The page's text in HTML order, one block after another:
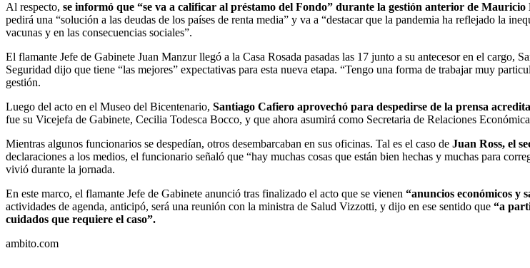
Al respecto, se informó que “se va a calificar al préstamo del Fondo” durante la gestión anterior de
pedirá una “solución a las deudas de los países de renta media” y va a “destacar que la pandemia ha reflejado la
vacunas y en las consecuencias sociales”.
El flamante Jefe de Gabinete Juan Manzur llegó a la Casa Rosada pasadas las 17 junto a su antecesor en el
Seguridad dijo que tiene “las mejores” expectativas para esta nueva etapa. “Tengo una forma de trabajar muy
gestión.
Luego del acto en el Museo del Bicentenario, Santiago Cafiero aprovechó para despedirse de la prensa
fue su Vicejefa de Gabinete, Cecilia Todesca Bocco, y que ahora asumirá como Secretaria de Relaciones
Mientras algunos funcionarios se despedían, otros desembarcaban en sus oficinas. Tal es el caso de Juan Ross, el
declaraciones a los medios, el funcionario señaló que “hay muchas cosas que están bien hechas y muchas para
vivió durante la jornada.
En este marco, el flamante Jefe de Gabinete anunció tras finalizado el acto que se vienen “anuncios económicos y
actividades de agenda, anticipó, será una reunión con la ministra de Salud Vizzotti, y dijo en ese sentido que “a
cuidados que requiere el caso”.
ambito.com